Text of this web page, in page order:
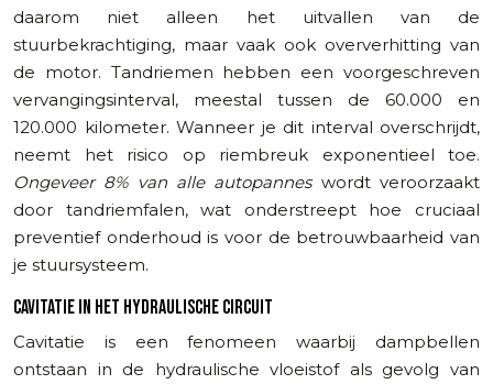
daarom niet alleen het uitvallen van de
stuurbekrachtiging, maar vaak ook oververhitting van
de motor. Tandriemen hebben een voorgeschreven
vervangingsinterval, meestal tussen de 60.000 en
120.000 kilometer. Wanneer je dit interval overschrijdt,
neemt het risico op riembreuk exponentieel toe.
Ongeveer 8% van alle autopanneswordt veroorzaakt
door tandriemfalen, wat onderstreept hoe cruciaal
preventief onderhoud is voor de betrouwbaarheid van
je stuursysteem.
CAVITATIE IN HET HYDRAULISCHE CIRCUIT
Cavitatie is een fenomeen waarbij dampbellen
ontstaan in de hydraulische vloeistof als gevolg van